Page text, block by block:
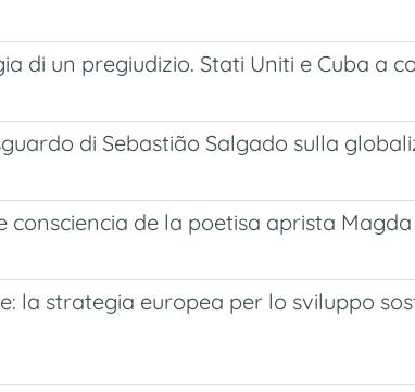
di un pregiudizio. Stati Uniti e Cuba a
di Sebastião Salgado sulla
consciencia de la poetisa aprista
la strategia europea per lo sviluppo